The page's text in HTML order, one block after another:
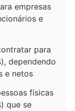
empresas
e
para
dependendo
e netos
físicas
que se